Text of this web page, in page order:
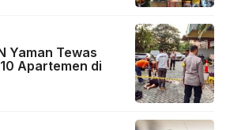
Yaman Tewas
Apartemen di